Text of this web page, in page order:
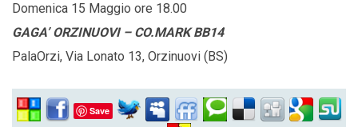
Domenica 15 Maggio ore 18.00
GAGA’ ORZINUOVI – CO.MARK BB14
PalaOrzi, Via Lonato 13, Orzinuovi (BS)
Save